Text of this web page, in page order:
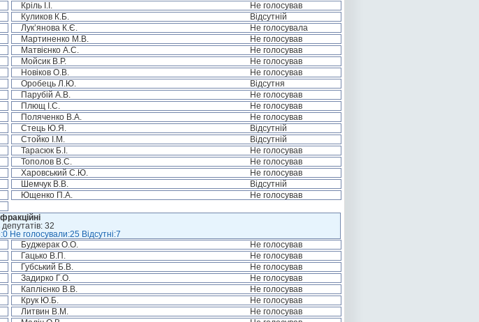
Кріль І.І.
Не голосував
Куликов К.Б.
Відсутній
Лук’янова К.Є.
Не голосувала
Мартиненко М.В.
Не голосував
Матвієнко А.С.
Не голосував
Мойсик В.Р.
Не голосував
Новіков О.В.
Не голосував
Оробець Л.Ю.
Відсутня
Парубій А.В.
Не голосував
Плющ І.С.
Не голосував
Поляченко В.А.
Не голосував
Стець Ю.Я.
Відсутній
Стойко І.М.
Відсутній
Тарасюк Б.І.
Не голосував
Тополов В.С.
Не голосував
Харовський С.Ю.
Не голосував
Шемчук В.В.
Відсутній
Ющенко П.А.
Не голосував
депутатів: 32
Не голосували:25 Відсутні:7
Буджерак О.О.
Не голосував
Гацько В.П.
Не голосував
Губський Б.В.
Не голосував
Задирко Г.О.
Не голосував
Каплієнко В.В.
Не голосував
Крук Ю.Б.
Не голосував
Литвин В.М.
Не голосував